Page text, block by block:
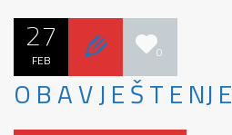
27
FEB 0
O B A V J E Š T E NJ E